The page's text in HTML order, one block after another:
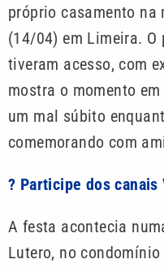
próprio casamento na
(14/04) em Limeira. O
tiveram acesso, com
mostra o momento
um mal súbito
comemorando com
? Participe dos canais
A festa acontecia
Lutero, no